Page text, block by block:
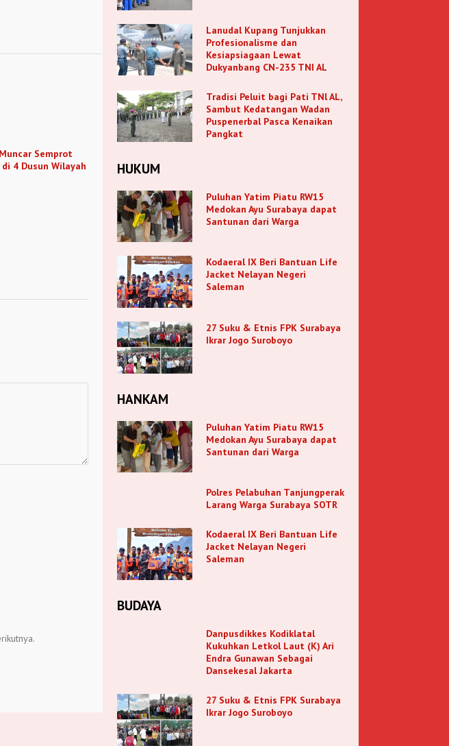
Semprot
4 Dusun Wilayah
Lanudal Kupang Tunjukkan
Profesionalisme dan
Kesiapsiagaan Lewat
Dukyanbang CN-235 TNI AL
Tradisi Peluit bagi Pati TNl AL,
Sambut Kedatangan Wadan
Puspenerbal Pasca Kenaikan
Pangkat
HUKUM
Puluhan Yatim Piatu RW15
Medokan Ayu Surabaya dapat
Santunan dari Warga
Kodaeral IX Beri Bantuan Life
Jacket Nelayan Negeri
Saleman
27 Suku & Etnis FPK Surabaya
Ikrar Jogo Suroboyo
HANKAM
Puluhan Yatim Piatu RW15
Medokan Ayu Surabaya dapat
Santunan dari Warga
Polres Pelabuhan Tanjungperak
Larang Warga Surabaya SOTR
Kodaeral IX Beri Bantuan Life
Jacket Nelayan Negeri
Saleman
BUDAYA
Danpusdikkes Kodiklatal
Kukuhkan Letkol Laut (K) Ari
Endra Gunawan Sebagai
Dansekesal Jakarta
27 Suku & Etnis FPK Surabaya
Ikrar Jogo Suroboyo